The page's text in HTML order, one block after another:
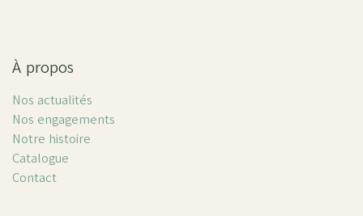
À propos
Nos actualités
Nos engagements
Notre histoire
Catalogue
Contact